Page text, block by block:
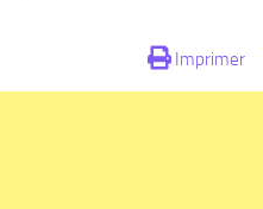
Imprimer